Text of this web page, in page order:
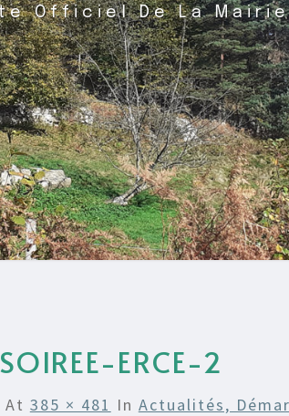
Officiel De La Mairie
SOIREE-ERCE-2
At 385 × 481 In Actualités,